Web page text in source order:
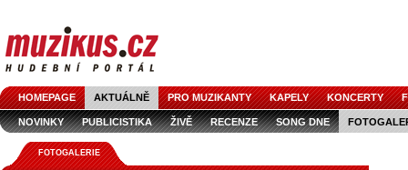
HOMEPAGE AKTUÁLNĚ PRO MUZIKANTY KAPELY KONCERTY
NOVINKY PUBLICISTIKA ŽIVĚ RECENZE SONG DNE
FOTOGALERIE